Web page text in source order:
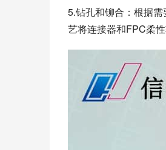
5.钻孔和铆合：根据
艺将连接器和FPC柔